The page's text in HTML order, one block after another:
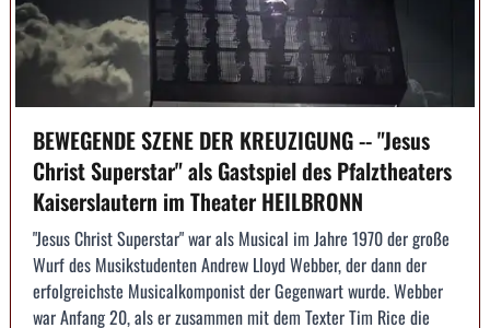
BEWEGENDE SZENE DER KREUZIGUNG -- "Jesus
Christ Superstar" als Gastspiel des Pfalztheaters
Kaiserslautern im Theater HEILBRONN
"Jesus Christ Superstar" war als Musical im Jahre 1970 der große
Wurf des Musikstudenten Andrew Lloyd Webber, der dann der
erfolgreichste Musicalkomponist der Gegenwart wurde. Webber
war Anfang 20, als er zusammen mit dem Texter Tim Rice die